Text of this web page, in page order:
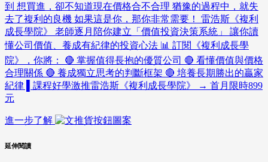
到 想買進，卻不知道現在價格合不合理 猶豫的過程中，就失
去了複利的良機 如果這是你，那你非常需要！ 雷浩斯《複利
成長學院》 老師逐月陪你建立「價值投資決策系統」 讓你讀
懂公司價值、養成有紀律的投資心法 📊 訂閱《複利成長學
院》，你將： 🔴 掌握值得長抱的優質公司 🔴 看懂價值與價格
合理關係 🔴 養成獨立思考的判斷框架 🔴 培養長期勝出的贏家
紀律 ▌課程好學激推雷浩斯《複利成長學院》 → 首月限時899
元
進一步了解
延伸閱讀